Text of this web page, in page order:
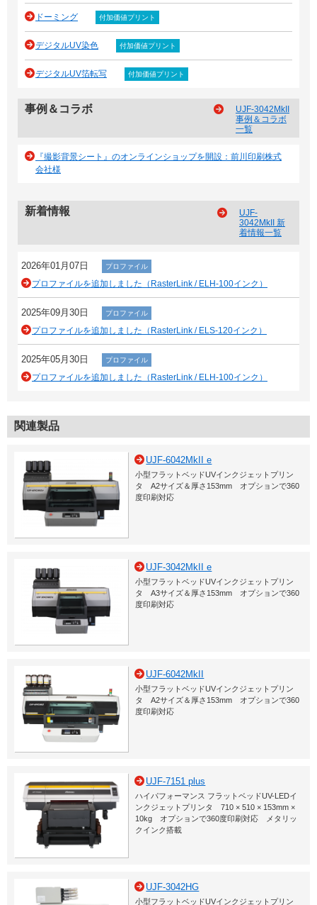
ドーミング 付加価値プリント
デジタルUV染色 付加価値プリント
デジタルUV箔転写 付加価値プリント
事例＆コラボ
UJF-3042MkII
事例＆コラボ
一覧
『撮影背景シート』のオンラインショップを開設：前川印刷株式
会社様
新着情報
UJF-
3042MkII 新
着情報一覧
2026年01月07日 プロファイル
プロファイルを追加しました（RasterLink / ELH-100インク）
2025年09月30日 プロファイル
プロファイルを追加しました（RasterLink / ELS-120インク）
2025年05月30日 プロファイル
プロファイルを追加しました（RasterLink / ELH-100インク）
関連製品
UJF-6042MkII e
小型フラットベッドUVインクジェットプリン
タ A2サイズ＆厚さ153mm オプションで360
度印刷対応
UJF-3042MkII e
小型フラットベッドUVインクジェットプリン
タ A3サイズ＆厚さ153mm オプションで360
度印刷対応
UJF-6042MkII
小型フラットベッドUVインクジェットプリン
タ A2サイズ＆厚さ153mm オプションで360
度印刷対応
UJF-7151 plus
ハイパフォーマンス フラットベッドUV-LEDイ
ンクジェットプリンタ 710 × 510 × 153mm ×
10kg オプションで360度印刷対応 メタリッ
クインク搭載
UJF-3042HG
小型フラットベッドUVインクジェットプリン